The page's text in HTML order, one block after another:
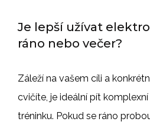
Je lepší užívat
ráno nebo večer?
Záleží na vašem cíli a
cvičíte, je ideální pít
tréninku. Pokud se ráno